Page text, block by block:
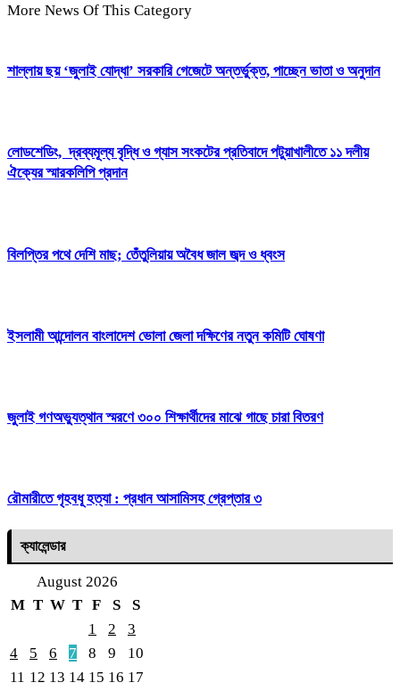
More News Of This Category
শাল্লায় ছয় ‘জুলাই যোদ্ধা’ সরকারি গেজেটে অন্তর্ভুক্ত, পাচ্ছেন ভাতা ও অনুদান
লোডশেডিং, দ্রব্যমূল্য বৃদ্ধি ও গ্যাস সংকটের প্রতিবাদে পটুয়াখালীতে ১১ দলীয়
ঐক্যের স্মারকলিপি প্রদান
বিলপ্তির পথে দেশি মাছ; তেঁতুলিয়ায় অবৈধ জাল জব্দ ও ধ্বংস
ইসলামী আন্দোলন বাংলাদেশ ভোলা জেলা দক্ষিণের নতুন কমিটি ঘোষণা
জুলাই গণঅভ্যুত্থান স্মরণে ৩০০ শিক্ষার্থীদের মাঝে গাছে চারা বিতরণ
রৌমারীতে গৃহবধূ হত্যা : প্রধান আসামিসহ গ্রেপ্তার ৩
ক্যালেন্ডার
August 2026
M T W T F S
S
1
2
3
4
5 6 7 8 9
10
11 12 13 14 15 16 17